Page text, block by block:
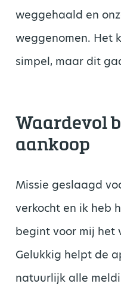
weggehaald en
weggenomen. Het
simpel, maar dit
Waardevol
aankoop
Missie geslaagd
verkocht en ik heb
begint voor mij het
Gelukkig helpt de
natuurlijk alle